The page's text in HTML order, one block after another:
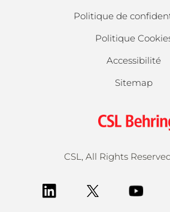
Politique de
Politique
Accessibilité
Sitemap
CSL, All Rights